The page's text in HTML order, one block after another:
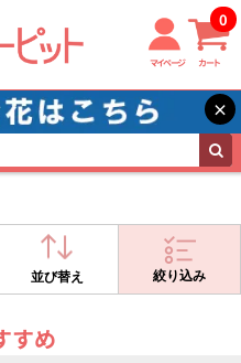
マイページ カート
0
×
並び替え 絞り込み
すめ